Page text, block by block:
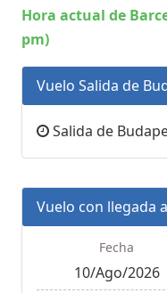
Hora actual de
pm)
Vuelo Salida de
Salida de
Vuelo con llegada
Fecha
10/Ago/2026